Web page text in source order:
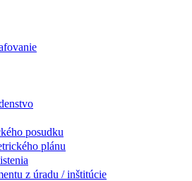
posudku
plánu
z úradu / inštitúcie